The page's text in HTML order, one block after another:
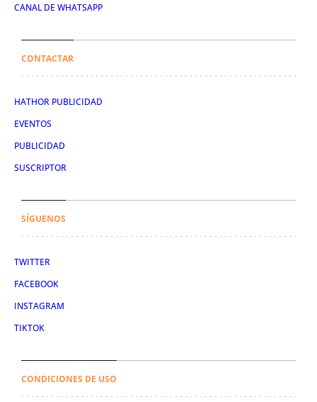
CANAL DE WHATSAPP
CONTACTAR
HATHOR PUBLICIDAD
EVENTOS
PUBLICIDAD
SUSCRIPTOR
SÍGUENOS
TWITTER
FACEBOOK
INSTAGRAM
TIKTOK
CONDICIONES DE USO